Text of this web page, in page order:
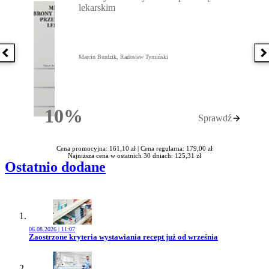
Poprzednia książka
10%Rabatu
lekarskim
Marcin Burdzik, Radosław Tymiński
Sprawdź
Cena promocyjna: 161,10 zł | Cena regularna: 179,00 zł
Najniższa cena w ostatnich 30 dniach: 125,31 zł
Ostatnio dodane
06.08.2026 | 11:07
Przejdź do artykułu:
Zaostrzone kryteria wystawiania recept już od września